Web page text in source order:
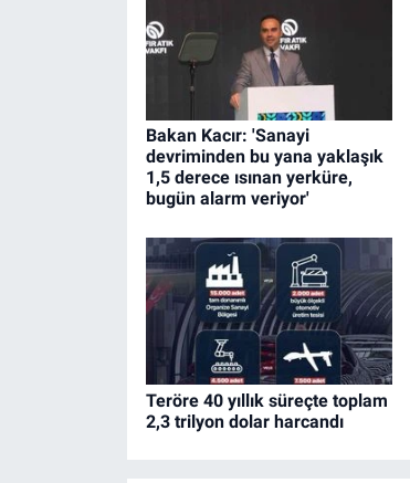
Bakan Kacır: 'Sanayi
devriminden bu yana yaklaşık
1,5 derece ısınan yerküre,
bugün alarm veriyor'
Teröre 40 yıllık süreçte toplam
2,3 trilyon dolar harcandı